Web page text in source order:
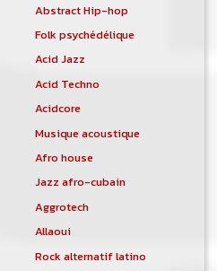
Abstract Hip-hop
Folk psychédélique
Acid Jazz
Acid Techno
Acidcore
Musique acoustique
Afro house
Jazz afro-cubain
Aggrotech
Allaoui
Rock alternatif latino